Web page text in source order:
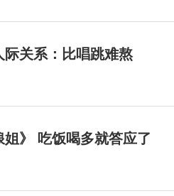
关系：比唱跳难熬
》 吃饭喝多就答应了